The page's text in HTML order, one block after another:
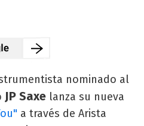
nominado al
JP Saxe lanza su nueva
a través de Arista